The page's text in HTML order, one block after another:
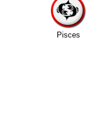
Pisces